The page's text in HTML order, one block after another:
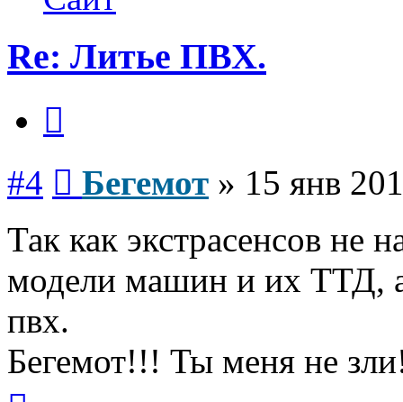
Re: Литье ПВХ.
#4 Бегемот » 15 янв
Так как экстрасенсов не
модели машин и их ТТД,
пвх.
Бегемот!!! Ты меня не